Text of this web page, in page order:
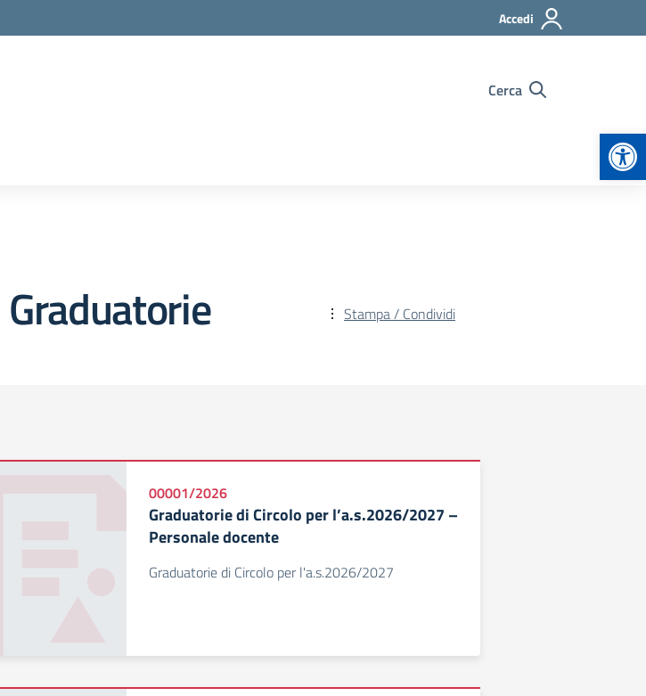
Accedi
Cerca
Graduatorie Stampa / Condividi
00001/2026
Graduatorie di Circolo per l’a.s.2026/2027 –
Personale docente
Graduatorie di Circolo per l'a.s.2026/2027